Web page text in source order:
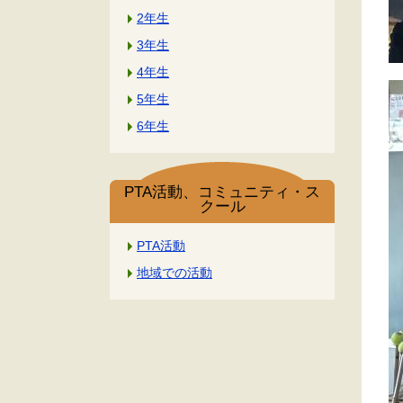
2年生
3年生
4年生
5年生
6年生
PTA活動、コミュニティ・ス
クール
PTA活動
地域での活動